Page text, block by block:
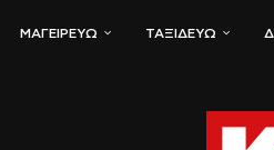
ΜΑΓΕΙΡΕΎΩ ΤΑΞΙΔΕΎΩ